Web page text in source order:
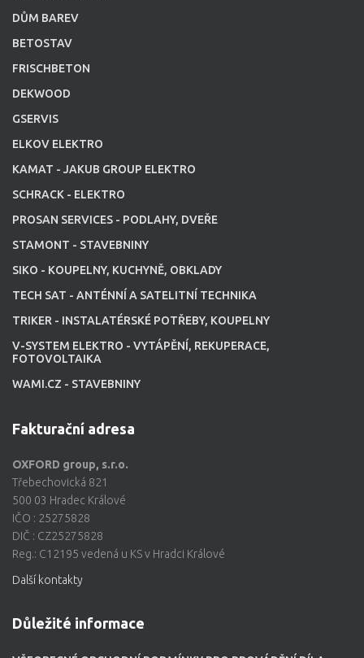
DŮM BAREV
BETOSTAV
FRISCHBETON
DEKWOOD
GSERVIS
ELKOV ELEKTRO
KAMAT - JAKUB GROUP ELEKTRO
SCHRACK - ELEKTRO
PROSAN SERVICES - PODLAHY, DVEŘE
STAMONT - STAVEBNINY
SIKO - KOUPELNY, KUCHYNĚ, OBKLADY
TECH SAT - ANTÉNNÍ A SATELITNÍ TECHNIKA
TRIKER - INSTALATÉRSKÉ POTŘEBY, KOUPELNY
V-SYSTEM ELEKTRO - VYTÁPĚNÍ, REKUPERACE,
FOTOVOLTAIKA
WAMI.CZ - STAVEBNINY
Fakturační adresa
OXFORD group, s.r.o.
Třebechovická 821
500 03 Hradec Králové
IČO : 25275828
DIČ : CZ25275828
Reg.: C12195 vedená u KS v Hradci Králové
Další kontakty
Důležité informace